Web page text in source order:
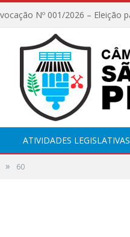
ATIVIDADES LEGISLATIVAS
» 60